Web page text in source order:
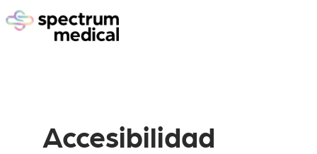
Accesibilidad